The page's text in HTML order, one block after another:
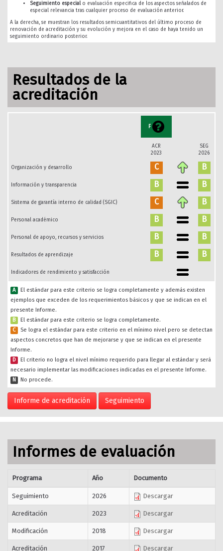
Seguimiento especialo evaluación especifica de los aspectos señalados de
especial relevancia tras cualquier proceso de evaluación anterior.
A la derecha, se muestran los resultados semicuantitativos del último proceso de
renovación de acreditación y su evolución y mejora en el caso de haya tenido un
seguimiento ordinario posterior.
Resultados de la
acreditación
F
ACR
2023
SEG
2026
Organización y desarrollo C B
Información y transparencia B B
Sistema de garantía interno de calidad (SGIC) C B
Personal académico B B
Personal de apoyo, recursos y servicios B B
Resultados de aprendizaje B B
Indicadores de rendimiento y satisfacción
A
El estándar para este criterio se logra completamente y además existen
ejemplos que exceden de los requerimientos básicos y que se indican en el
presente Informe.
B
El estándar para este criterio se logra completamente.
C
Se logra el estándar para este criterio en el mínimo nivel pero se detectan
aspectos concretos que han de mejorarse y que se indican en el presente
Informe.
D
El criterio no logra el nivel mínimo requerido para llegar al estándar y será
necesario implementar las modificaciones indicadas en el presente Informe.
N
No procede.
Informe de acreditación Seguimiento
Informes de evaluación
Programa Año Documento
Seguimiento 2026 Descargar
Acreditación 2023 Descargar
Modificación 2018 Descargar
Acreditación 2017 Descargar